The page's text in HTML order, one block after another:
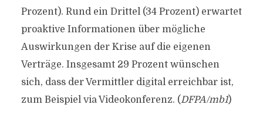
Prozent). Rund ein Drittel (34 Prozent) erwartet
proaktive Informationen über mögliche
Auswirkungen der Krise auf die eigenen
Verträge. Insgesamt 29 Prozent wünschen
sich, dass der Vermittler digital erreichbar ist,
zum Beispiel via Videokonferenz. (DFPA/mb1)